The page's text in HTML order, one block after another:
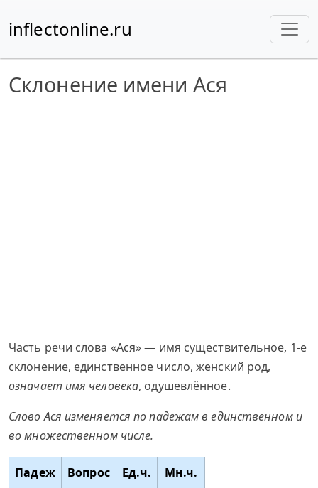
inflectonline.ru
Склонение имени Ася
Часть речи слова «Ася» — имя существительное, 1-е
склонение, единственное число, женский род,
означает имя человека, одушевлённое.
Слово Ася изменяется по падежам в единственном и
во множественном числе.
Падеж Вопрос Ед.ч.
Мн.ч.